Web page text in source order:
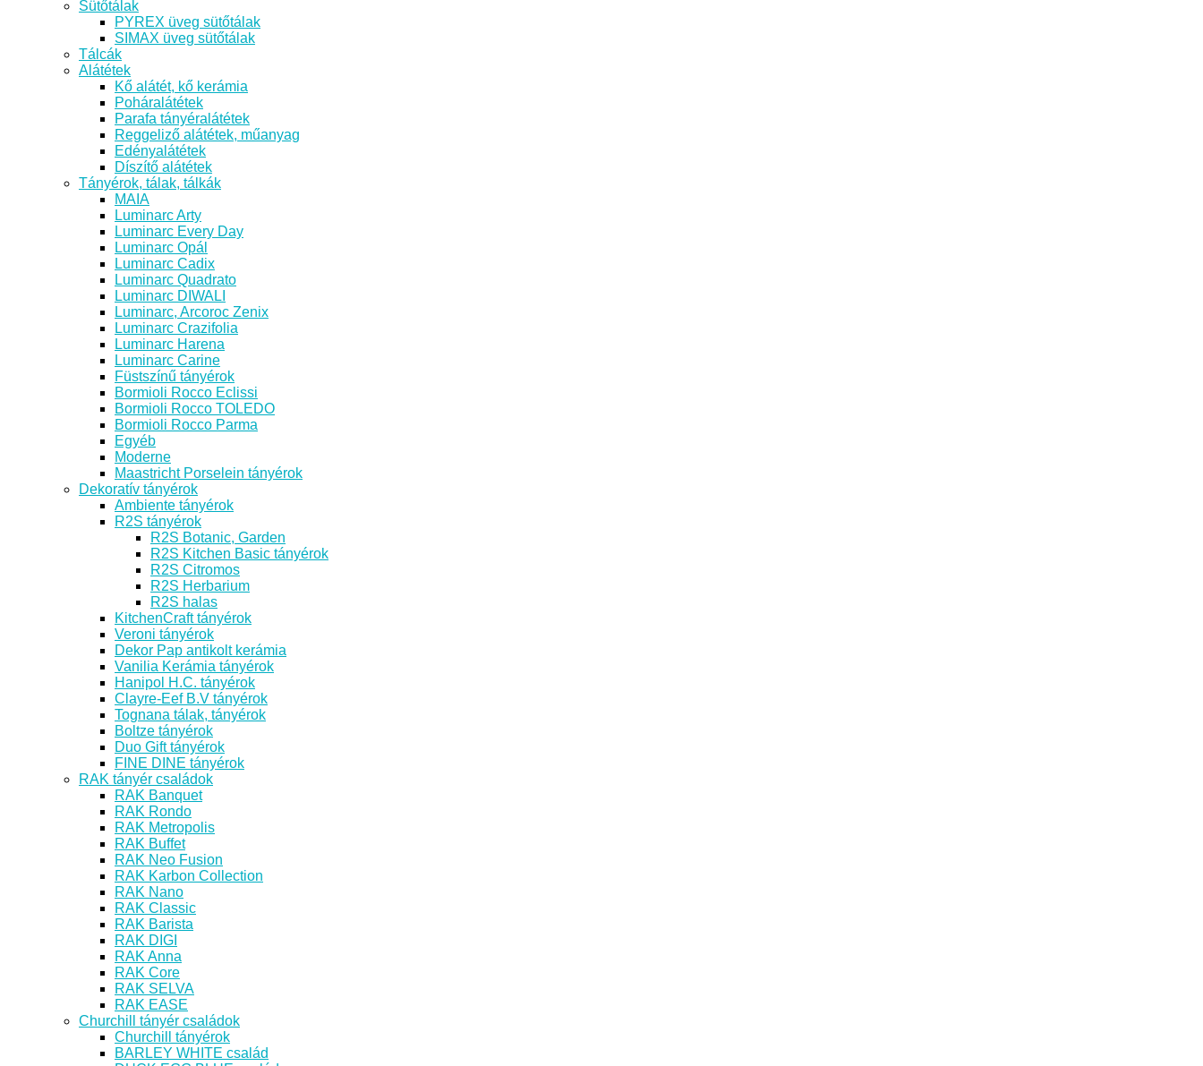
Sütőtálak
PYREX üveg sütőtálak
SIMAX üveg sütőtálak
Tálcák
Alátétek
Kő alátét, kő kerámia
Poháralátétek
Parafa tányéralátétek
Reggeliző alátétek, műanyag
Edényalátétek
Díszítő alátétek
Tányérok, tálak, tálkák
MAIA
Luminarc Arty
Luminarc Every Day
Luminarc Opál
Luminarc Cadix
Luminarc Quadrato
Luminarc DIWALI
Luminarc, Arcoroc Zenix
Luminarc Crazifolia
Luminarc Harena
Luminarc Carine
Füstszínű tányérok
Bormioli Rocco Eclissi
Bormioli Rocco TOLEDO
Bormioli Rocco Parma
Egyéb
Moderne
Maastricht Porselein tányérok
Dekoratív tányérok
Ambiente tányérok
R2S tányérok
R2S Botanic, Garden
R2S Kitchen Basic tányérok
R2S Citromos
R2S Herbarium
R2S halas
KitchenCraft tányérok
Veroni tányérok
Dekor Pap antikolt kerámia
Vanilia Kerámia tányérok
Hanipol H.C. tányérok
Clayre-Eef B.V tányérok
Tognana tálak, tányérok
Boltze tányérok
Duo Gift tányérok
FINE DINE tányérok
RAK tányér családok
RAK Banquet
RAK Rondo
RAK Metropolis
RAK Buffet
RAK Neo Fusion
RAK Karbon Collection
RAK Nano
RAK Classic
RAK Barista
RAK DIGI
RAK Anna
RAK Core
RAK SELVA
RAK EASE
Churchill tányér családok
Churchill tányérok
BARLEY WHITE család